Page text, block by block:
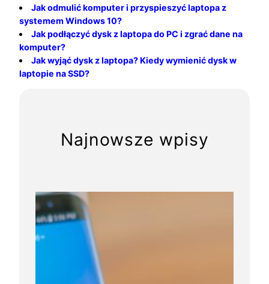
Jak odmulić komputer i przyspieszyć laptopa z
systemem Windows 10?
Jak podłączyć dysk z laptopa do PC i zgrać dane na
komputer?
Jak wyjąć dysk z laptopa? Kiedy wymienić dysk w
laptopie na SSD?
Najnowsze wpisy